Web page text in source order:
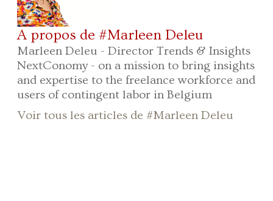
A propos de #Marleen Deleu
Marleen Deleu - Director Trends & Insights
NextConomy - on a mission to bring insights
and expertise to the freelance workforce and
users of contingent labor in Belgium
Voir tous les articles de #Marleen Deleu